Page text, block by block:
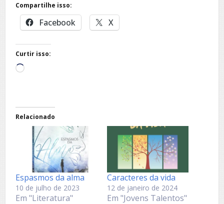
Compartilhe isso:
Facebook X
Curtir isso:
Carregando...
Relacionado
Espasmos da alma
10 de julho de 2023
Em "Literatura"
Caracteres da vida
12 de janeiro de 2024
Em "Jovens Talentos"